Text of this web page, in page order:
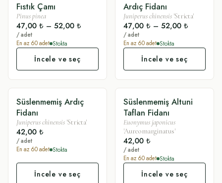
SÜSLÜ
Fıstık Çamı
Pinus pinea
47,00 ₺ – 52,00 ₺
/ adet
En az 60adet Stokta
İncele ve seç
SÜSLÜ
Ardıç Fidanı
Juniperus chinensis 'Stricta'
47,00 ₺ – 52,00 ₺
/ adet
En az 60adet Stokta
İncele ve seç
SADE
Süslenmemiş Ardıç
Fidanı
Juniperus chinensis 'Stricta'
42,00 ₺
/ adet
En az 60adet Stokta
İncele ve seç
SADE
Süslenmemiş Altuni
Taflan Fidanı
Euonymus japonicus
'Aureomarginatus'
42,00 ₺
/ adet
En az 60adet Stokta
İncele ve seç